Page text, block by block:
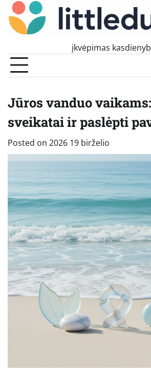
Skip
content
įkvėpimas
Jūros vanduo
sveikatai ir paslėpti
Posted on 2026 19 birželio